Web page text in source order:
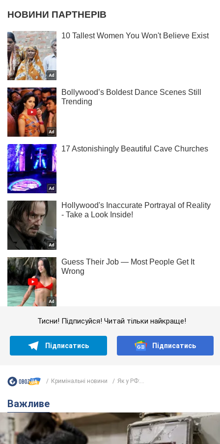
Тисни! Підписуйся! Читай тільки найкраще!
Підписатись Підписатись
Кримінальні новини Як у РФ:...
Важливе